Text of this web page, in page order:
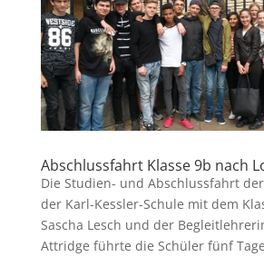
Abschlussfahrt Klasse 9b nach
Die Studien- und Abschlussfahrt der
der Karl-Kessler-Schule mit dem
Sascha Lesch und der
Attridge führte die Schüler fünf